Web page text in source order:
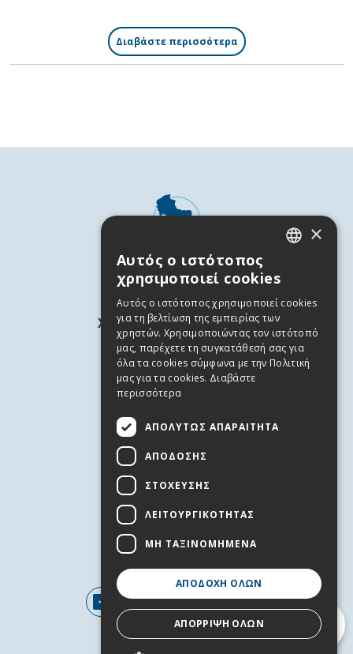
Διαβάστε περισσότερα
ΧΡΗΣΙΜΕΣ ΠΛΗΡΟΦΟΡΙΕΣ
Άνδρος
Χρήσιμα Τηλέφωνα
Όροι χρήσης
Πολιτική Απορρήτου
Cookies
Επικοινωνία
Προσφορές Εργασίας
Εκδηλώσεις
FOLLOW US
×
Αυτός ο ιστότοπος
χρησιμοποιεί cookies
Αυτός ο ιστότοπος χρησιμοποιεί cookies
για τη βελτίωση της εμπειρίας των
χρηστών. Χρησιμοποιώντας τον ιστότοπό
μας, παρέχετε τη συγκατάθεσή σας για
όλα τα cookies σύμφωνα με την Πολιτική
μας για τα cookies. Διαβάστε
περισσότερα
ΑΠΟΛΎΤΩΣ ΑΠΑΡΑΊΤΗΤΑ
ΑΠΌΔΟΣΗΣ
ΣΤΌΧΕΥΣΗΣ
ΛΕΙΤΟΥΡΓΙΚΌΤΗΤΑΣ
ΜΗ ΤΑΞΙΝΟΜΗΜΈΝΑ
ΑΠΟΔΟΧΉ ΌΛΩΝ
ΑΠΌΡΡΙΨΗ ΌΛΩΝ